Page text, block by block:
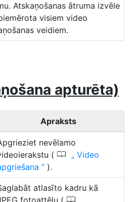
Atskaņošanas ātruma izvēle
visiem video
veidiem.
apturēta)
Apraksts
nevēlamo
( 0
Video
).
atlasīto kadru kā